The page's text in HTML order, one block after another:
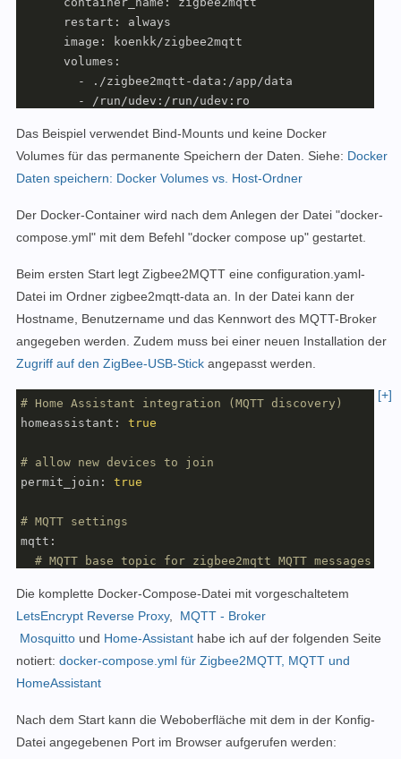
      restart: always
      image: koenkk/zigbee2mqtt
      volumes:
        - ./zigbee2mqtt-data:/app/data
        - /run/udev:/run/udev:ro
        - 83:8080
      environment:
        - TZ=Europe/Vienna
Das Beispiel verwendet Bind-Mounts und keine Docker
Volumes für das permanente Speichern der Daten. Siehe: Docker
Daten speichern: Docker Volumes vs. Host-Ordner
Der Docker-Container wird nach dem Anlegen der Datei "docker-
compose.yml" mit dem Befehl "docker compose up" gestartet.
Beim ersten Start legt Zigbee2MQTT eine configuration.yaml-
Datei im Ordner zigbee2mqtt-data an. In der Datei kann der
Hostname, Benutzername und das Kennwort des MQTT-Broker
angegeben werden. Zudem muss bei einer neuen Installation der
Zugriff auf den ZigBee-USB-Stick angepasst werden.
[+]
# Home Assistant integration (MQTT discovery)
homeassistant: true
# allow new devices to join
permit_join: true
# MQTT settings
mqtt:
# MQTT base topic for zigbee2mqtt MQTT messages
# MQTT server URL
  server:
'mqtt://mqtt'
# MQTT server authentication, uncomment if
  user: mqtt
  password: ???xx
# Serial settings
serial:
Die komplette Docker-Compose-Datei mit vorgeschaltetem
LetsEncrypt Reverse Proxy, MQTT - Broker
Mosquitto und Home-Assistant habe ich auf der folgenden Seite
notiert: docker-compose.yml für Zigbee2MQTT, MQTT und
HomeAssistant
Nach dem Start kann die Weboberfläche mit dem in der Konfig-
Datei angegebenen Port im Browser aufgerufen werden: